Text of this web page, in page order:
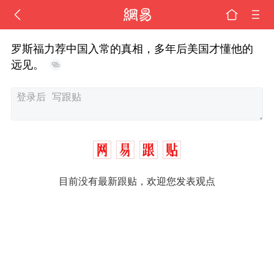
罗斯福力荐中国入常的真相，多年后美国才懂他的
远见。
目前没有最新跟贴，欢迎您发表观点